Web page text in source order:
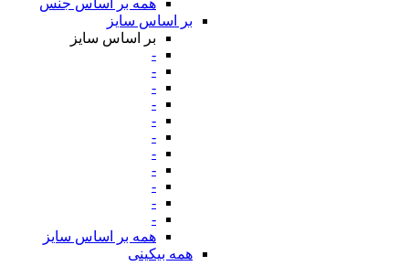
همه بر اساس جنس
بر اساس سایز
بر اساس سایز
-
-
-
-
-
-
-
-
-
-
-
همه بر اساس سایز
همه بیکینی